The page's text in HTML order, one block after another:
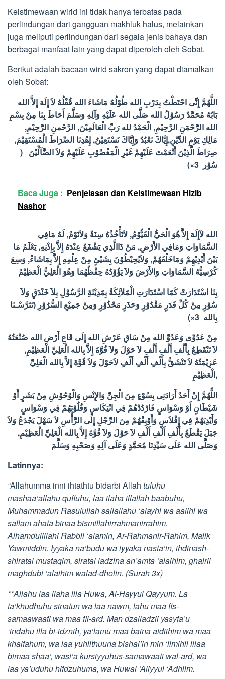
Keistimewaan wirid ini tidak hanya terbatas pada
perlindungan dari gangguan makhluk halus, melainkan
juga meliputi perlindungan dari segala jenis bahaya dan
berbagai manfaat lain yang dapat diperoleh oleh Sobat.
Berikut adalah bacaan wirid sakron yang dapat diamalkan
oleh Sobat:
اللَّهُمَّ إِنِّى احْتَطْتُ بِدَرْبِ الله طُوْلُهُ مَاشَاءَ الله قُفْلُهُ لاَ إِلَهَ إِلاَّ الله
بَابُهُ مُحَمَّدٌ رَسُوْلُ الله صَلَّى الله عَلَيْهِ وَآلِهِ وَسَلَّمَ أَحَاطَ بِنَا مِنْ بِسْمِ
الله الرَّحْمَنِ الرَّحِيْمِ, الْحَمْدُ لله رَبِّ الْعَالَمِيْنَ, الرَّحْمنِ الرَّحِيْمِ,
مَالِكِ يَوْمِ الدِّيْنِ,إِيَّاكَ نَعْبُدُ وَإِيَّاكَ نَسْتَعِيْنُ, إِهْدِنَا الصِّرَاطَ الْمُسْتَقِيْمَ,
صِرَاطَ الَّذِيْنَ أَنْعَمْتَ عَلَيْهِمْ غَيْرِ الْمَغْضُوْبِ عَلَيْهِمْ وَلاَ الضَّآلِّيْنَ (
سُوْر 3×)
Baca Juga : Penjelasan dan Keistimewaan Hizib
Nashor
الله لآإِلَهَ إِلاَّ هُوَ الْحَيُّ الْقَيُّوْمُ, لاَتَأْخُذُهُ سِنَةٌ وَلاَنَوْمٌ, لَهُ مَافِي
السَّمَاوَاتِ وَمَافِي الأَرْضِ, مَنْ ذَاالَّذِي يَشْفَعُ عِنْدَهُ إِلاَّ بِإِذْنِهِ, يَعْلَمُ مَا
بَيْنَ أَيْدِيْهِمْ وَمَاخَلْفَهُمْ, وَلاَيُحِيْطُوْنَ بِشَيْئٍ مِنْ عِلْمِهِ إِلاَّ بِمَاشَاءْ, وَسِعَ
كُرْسِيُّهُ السَّمَاوَاتِ وَالأَرْضَ وَلاَ يَؤُوْدُهُ حِفْظُهُمَا وَهُوَ الْعَلِيُّ الْعَظِيْمُ
بِنَا اسْتَدَارَتْ كَمَا اسْتَدَارَتِ الْمَلاَئِكَةُ بِمَدِيْنَةِ الرَّسُوْلِ بِلاَ خَنْدَقٍ وَلاَ
سُوْرٍ مِنْ كُلِّ قَدَرٍ مَقْدُوْرٍ وَحَذَرٍ مَحْذُوْرٍ وَمِنْ جَمِيْعِ السُّرُوْرِ (تَتَرَّسْـنَا
بِالله 3×)
مِنْ عَدُوِّى وَعَدُوِّ الله مِنْ سَاقِ عَرْشِ الله إِلَى قَاعِ أَرْضِ الله صُنْعَتُهُ
لاَ تَنْقَطِعُ بِأَلْفِ أَلْفِ أَلْفِ لاَ حَوْلَ وَلاَ قُوَّةَ إِلاَّ بِالله الْعَلِيِّ الْعَظِيْمِ,
عَزِيْمَتُهُ لاَ تَنْشَقُّ بِأَلْفِ أَلْفِ أَلْفِ لاَحَوْلَ وَلاَ قُوَّةَ إِلاَّ بِالله الْعَلِيِّ
الْعَظِيْمِ,
اللَّهُمَّ إِنْ أَحَدٌ أَرَادَنِى بِسُوْءٍ مِنَ الْجِنِّ وَالإِنْسِ وَالْوُحُوْشِ مِنْ بَشَرٍ أَوْ
شَيْطَانٍ أَوْ وَسْوَاسٍ فَارْدُدْهُمْ فِي انْتِكَاسٍ وَقُلُوْبَهُمْ فِي وَسْوَاسٍ
وَأَيْدِيَهُمْ فِي إِفْلاَسٍ وَأَوْبِقْهُمْ مِنَ الرِّجْلِ إِلَى الرَّأْسِ لاَ سَهْلَ يَجْدَعُ وَلاَ
جَبَلَ يَقْطَعُ بِأَلْفِ أَلْفِ أَلْفِ لاَ حَوْلَ وَلاَ قُوَّةَ إِلاَّ بِالله الْعَلِيِّ الْعَظِيْمِ,
وَصَلَّى الله عَلَى سَيِّدِنَا مُحَمَّدٍ وَعَلَى آلِهِ وَصَحْبِهِ وَسَلَّمَ
Latinnya:
“Allahumma inni ihtathtu bidarbi Allah tuluhu
mashaa’allahu qufluhu, laa ilaha illallah baabuhu,
Muhammadun Rasulullah sallallahu ‘alayhi wa aalihi wa
sallam ahata binaa bismillahirrahmanirrahim.
Alhamdulillahi Rabbil ‘alamin, Ar-Rahmanir-Rahim, Malik
Yawmiddin. Iyyaka na’budu wa iyyaka nasta’in, ihdinash-
shiratal mustaqim, siratal ladzina an’amta ‘alaihim, ghairil
maghdubi ‘alaihim walad-dholin. (Surah 3x)
**Allahu laa ilaha illa Huwa, Al-Hayyul Qayyum. La
ta’khudhuhu sinatun wa laa nawm, lahu maa fis-
samaawaati wa maa fil-ard. Man dzalladzii yasyfa’u
‘indahu illa bi-idznih, ya’lamu maa baina aidiihim wa maa
khalfahum, wa laa yuhiithuuna bishai’in min ‘ilmihii illaa
bimaa shaa’, wasi’a kursiyyuhus-samawaati wal-ard, wa
laa ya’uduhu hifdzuhuma, wa Huwal ‘Aliyyul ‘Adhiim.